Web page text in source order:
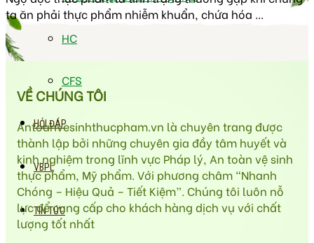
HC
CFS
HỎI ĐÁP
VBPL
TIN TỨC
ta ăn phải thực phẩm nhiễm khuẩn, chứa hóa ...
VỀ CHÚNG TÔI
Antoanvesinhthucpham.vn là chuyên trang được
thành lập bởi những chuyên gia đầy tâm huyết và
kinh nghiệm trong lĩnh vực Pháp lý, An toàn vệ sinh
thực phẩm, Mỹ phẩm. Với phương châm “Nhanh
Chóng – Hiệu Quả – Tiết Kiệm”. Chúng tôi luôn nỗ
lực để cung cấp cho khách hàng dịch vụ với chất
lượng tốt nhất